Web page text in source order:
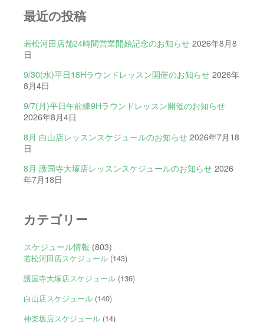
最近の投稿
若松河田店舗24時間営業開始記念のお知らせ 2026年8月8
日
9/30(水)平日18Hラウンドレッスン開催のお知らせ 2026年
8月4日
9/7(月)平日午前練9Hラウンドレッスン開催のお知らせ
2026年8月4日
8月 白山店レッスンスケジュールのお知らせ 2026年7月18
日
8月 護国寺大塚店レッスンスケジュールのお知らせ 2026
年7月18日
カテゴリー
スケジュール情報 (803)
若松河田店スケジュール(143)
護国寺大塚店スケジュール(136)
白山店スケジュール(140)
神楽坂店スケジュール(14)